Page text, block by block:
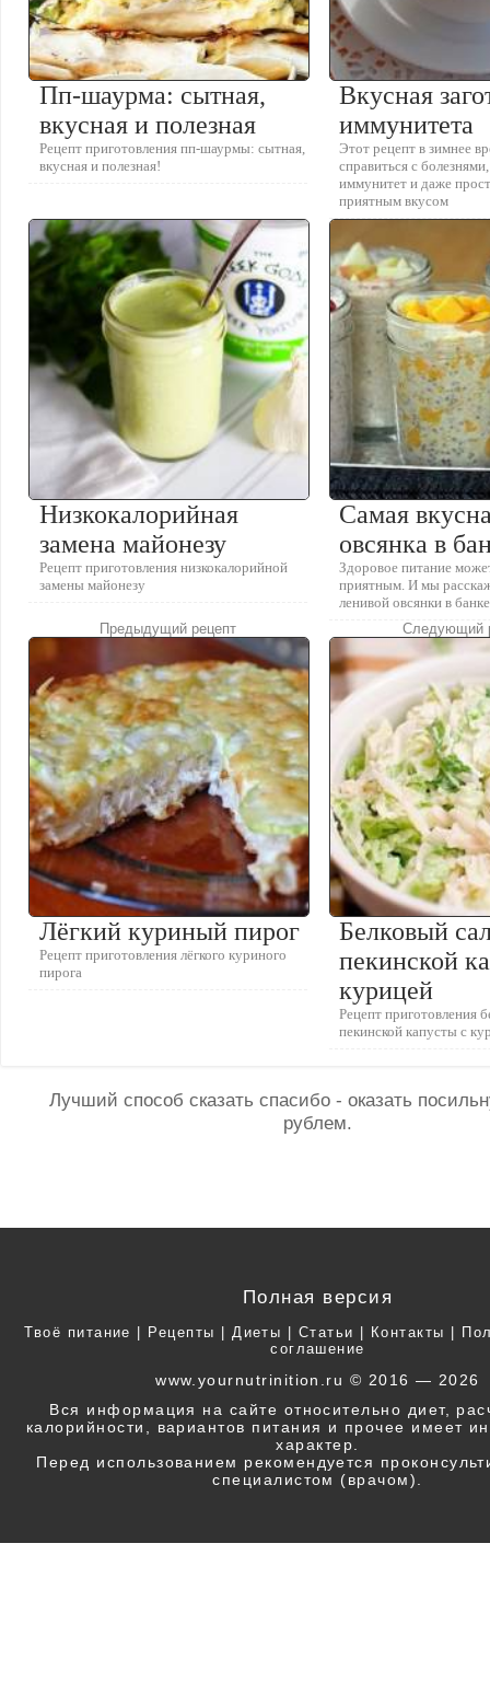
Пп-шаурма: сытная,
вкусная и полезная
Рецепт приготовления пп-шаурмы: сытная,
вкусная и полезная!
Вкусная
иммунитета
Этот рецепт в зимнее
справиться с
иммунитет и даже
приятным вкусом
Низкокалорийная
замена майонезу
Рецепт приготовления низкокалорийной
замены майонезу
Самая
овсянка в
Здоровое питание
приятным. И мы
ленивой овсянки в
Предыдущий рецепт
Лёгкий куриный пирог
Рецепт приготовления лёгкого куриного
пирога
Следующий
Белковый
пекинской
курицей
Рецепт приготовления
пекинской капусты с
Лучший способ сказать спасибо - оказать
рублем.
Полная версия
Твоё питание | Рецепты | Диеты | Статьи | Контакты |
соглашение
www.yournutrinition.ru © 2016 — 2026
Вся информация на сайте относительно диет,
калорийности, вариантов питания и прочее имеет
характер.
Перед использованием рекомендуется
специалистом (врачом).